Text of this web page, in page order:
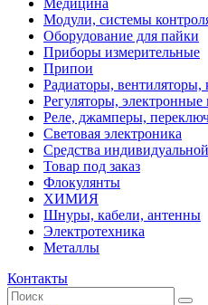
Медицина
Модули, системы
Оборудование для пайки
Приборы измерительные
Припои
Радиаторы, вентиляторы,
Регуляторы,
Реле, джамперы,
Световая электроника
Средства
Товар под заказ
Флокулянты
ХИМИЯ
Шнуры, кабели, антенны
Электротехника
Металлы
Контакты